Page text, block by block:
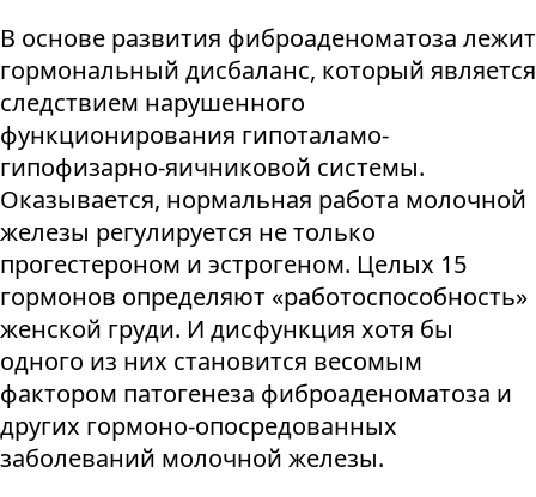
В основе развития фиброаденоматоза лежит
гормональный дисбаланс, который является
следствием нарушенного
функционирования гипоталамо-
гипофизарно-яичниковой системы.
Оказывается, нормальная работа молочной
железы регулируется не только
прогестероном и эстрогеном. Целых 15
гормонов определяют «работоспособность»
женской груди. И дисфункция хотя бы
одного из них становится весомым
фактором патогенеза фиброаденоматоза и
других гормоно-опосредованных
заболеваний молочной железы.